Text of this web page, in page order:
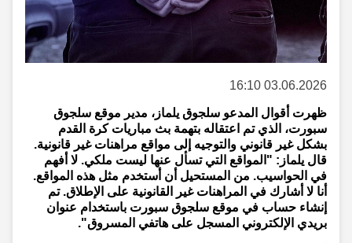
03.06.2026 16:10
ظهرت أقوال المدعو سلجوق يلماز، مدير موقع سلجوق
سبورت، الذي تم اعتقاله بتهمة بث مباريات كرة القدم
بشكل غير قانوني والتوجيه إلى مواقع مراهنات غير قانونية.
قال يلماز: "المواقع التي تسأل عنها ليست ملكي. لا أفهم
في الحواسيب. من المستحيل أن أستخدم مثل هذه المواقع.
أنا لا أشارك في المراهنات غير القانونية على الإطلاق. تم
إنشاء حساب في موقع سلجوق سبورت باستخدام عنوان
بريدي الإلكتروني المسجل على هاتفي المسروق".